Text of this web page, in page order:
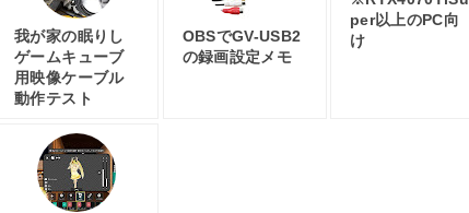
我が家の眠りし
ゲームキューブ
用映像ケーブル
動作テスト
OBSでGV-USB2
の録画設定メモ
per以上のPC向
け